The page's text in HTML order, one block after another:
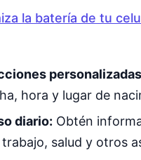
la batería de tu
hora y lugar de
diario: Obtén
trabajo, salud y otros